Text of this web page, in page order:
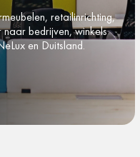
retailinrichting,
bedrijven, winkels
en Duitsland.